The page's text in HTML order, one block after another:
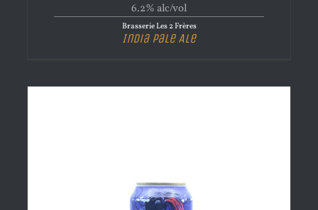
6.2% alc/vol
Brasserie Les 2 Frères
India Pale Ale